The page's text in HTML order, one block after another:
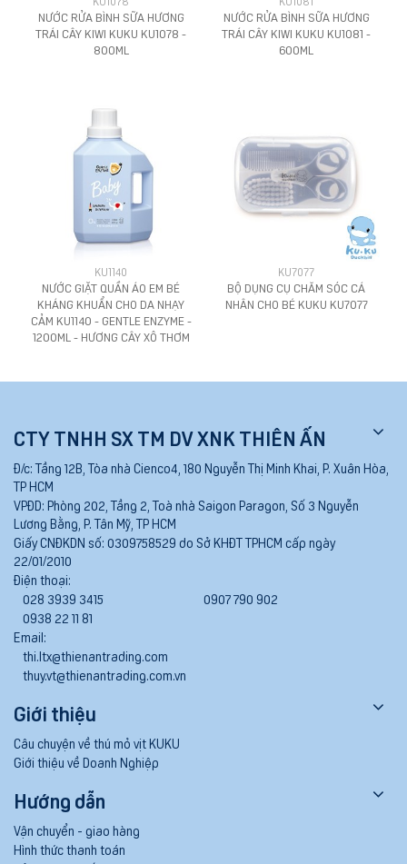
NƯỚC RỬA BÌNH SỮA HƯƠNG
TRÁI CÂY KIWI KUKU KU1078 -
800ML
NƯỚC RỬA BÌNH SỮA HƯƠNG
TRÁI CÂY KIWI KUKU KU1081 -
600ML
KU1140
NƯỚC GIẶT QUẦN ÁO EM BÉ
KHÁNG KHUẨN CHO DA NHẠY
CẢM KU1140 - GENTLE ENZYME -
1200ML - HƯƠNG CÂY XÔ THƠM
KU7077
BỘ DỤNG CỤ CHĂM SÓC CÁ
NHÂN CHO BÉ KUKU KU7077
CTY TNHH SX TM DV XNK THIÊN ẤN
Đ/c:Tầng 12B, Tòa nhà Cienco4, 180 Nguyễn Thị Minh Khai, P. Xuân Hòa,
TP HCM
VPĐD: Phòng 202, Tầng 2, Toà nhà Saigon Paragon, Số 3 Nguyễn
Lương Bằng, P. Tân Mỹ, TP HCM
Giấy CNĐKDN số: 0309758529 do Sở KHĐT TPHCM cấp ngày
22/01/2010
Điện thoại:
028 3939 3415
0938 22 11 81
0907 790 902
Email:
thi.ltx@thienantrading.com
thuy.vt@thienantrading.com.vn
Giới thiệu
Câu chuyện về thú mỏ vịt KUKU
Giới thiệu về Doanh Nghiệp
Hướng dẫn
Vận chuyển - giao hàng
Hình thức thanh toán